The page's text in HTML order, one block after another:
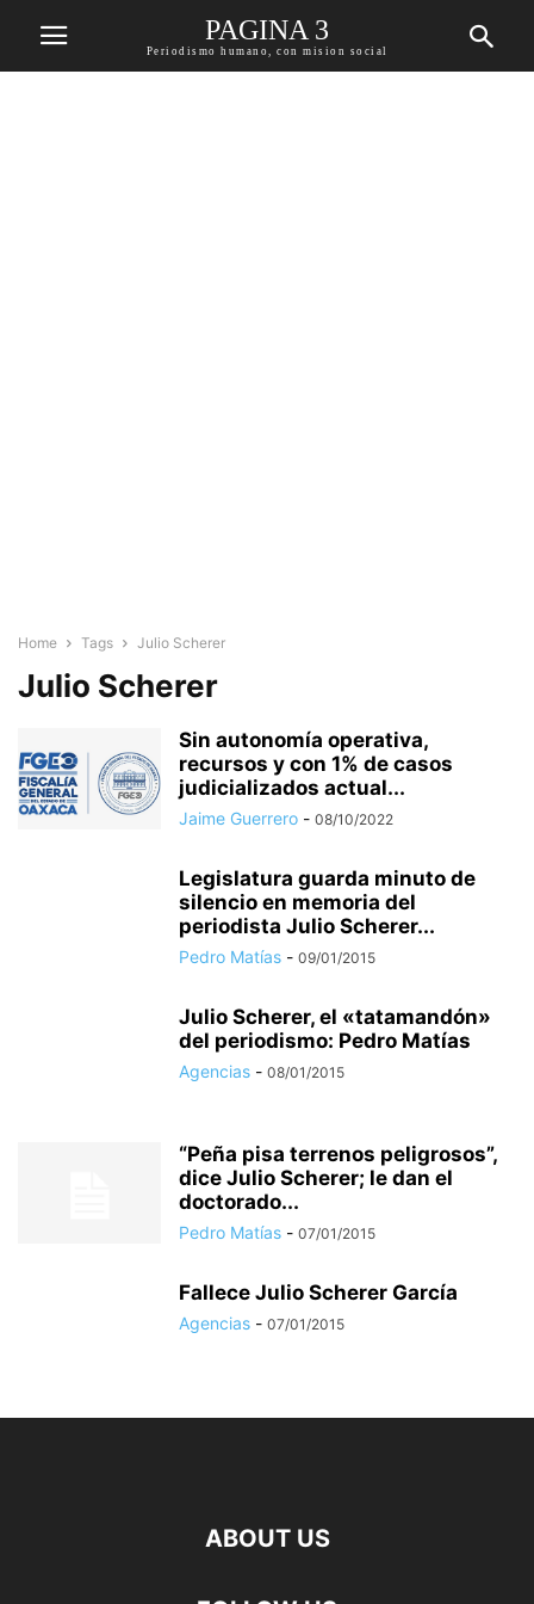
PAGINA 3
Periodismo humano, con mision social
Home Tags Julio Scherer
Julio Scherer
Sin autonomía operativa,
recursos y con 1% de casos
judicializados actual...
Jaime Guerrero - 08/10/2022
Legislatura guarda minuto de
silencio en memoria del
periodista Julio Scherer...
Pedro Matías - 09/01/2015
Julio Scherer, el «tatamandón»
del periodismo: Pedro Matías
Agencias - 08/01/2015
“Peña pisa terrenos peligrosos”,
dice Julio Scherer; le dan el
doctorado...
Pedro Matías - 07/01/2015
Fallece Julio Scherer García
Agencias - 07/01/2015
ABOUT US